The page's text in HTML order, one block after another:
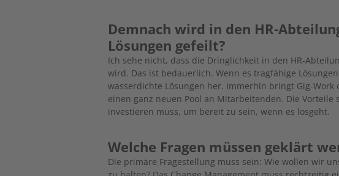
Demnach wird in den HR-
Lösungen gefeilt?
Ich sehe nicht, dass die Dringlichkeit in den HR-
wird. Das ist bedauerlich. Wenn es tragfähige
wasserdichte Lösungen her. Immerhin bringt Gig-
einen ganz neuen Pool an Mitarbeitenden. Die Vorteile
investieren muss, um bereit zu sein, wenn es losgeht.
Welche Fragen müssen geklärt
Die primäre Fragestellung muss sein: Wie wollen wir